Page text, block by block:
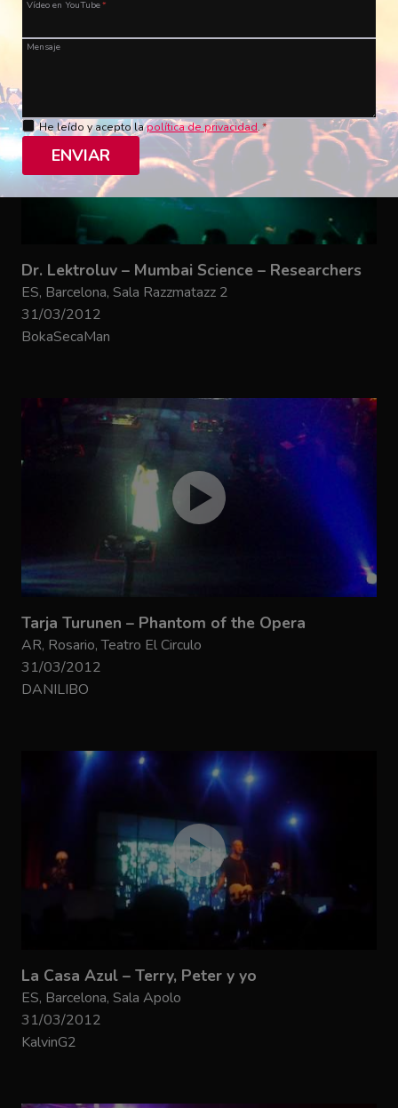
Dr. Lektroluv – Mumbai Science – Researchers
ES, Barcelona, Sala Razzmatazz 2
31/03/2012
BokaSecaMan
Tarja Turunen – Phantom of the Opera
AR, Rosario, Teatro El Circulo
31/03/2012
DANILIBO
La Casa Azul – Terry, Peter y yo
ES, Barcelona, Sala Apolo
31/03/2012
KalvinG2
Vídeo en YouTube*
Mensaje
He leído y acepto lapolítica de privacidad.*
ENVIAR